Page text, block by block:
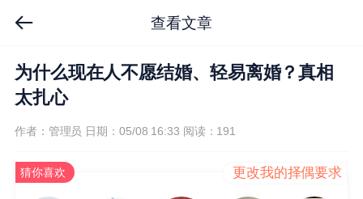
查看文章
为什么现在人不愿结婚、轻易离婚？真相
太扎心
作者：管理员 日期：05/08 16:33 阅读：191
猜你喜欢 更改我的择偶要求